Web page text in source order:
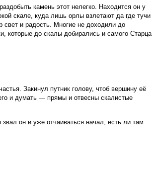
камень этот нелегко. Находится он у
скале, куда лишь орлы взлетают да где тучи
свет и радость. Многие не доходили до
которые до скалы добирались и самого Старца
Закинул путник голову, чтоб вершину её
и думать — прямы и отвесны скалистые
он и уже отчаиваться начал, есть ли там